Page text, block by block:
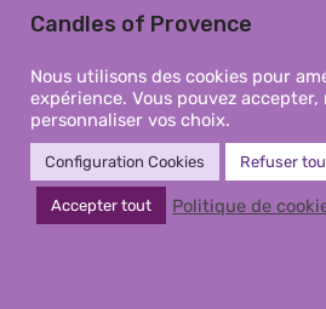
pour offrir un souvenir unique à vos
Coulées avec une cire de soja
assurent une combustion propre.
Elles utilisent des
mèches en coton
Nosbougies pots 40mlsont
élégants et raffinés, conçus avec
Candles of Provence
Nous utilisons des cookies pour
expérience. Vous pouvez accepter,
personnaliser vos choix.
Configuration Cookies Refuser
Accepter tout Politique de